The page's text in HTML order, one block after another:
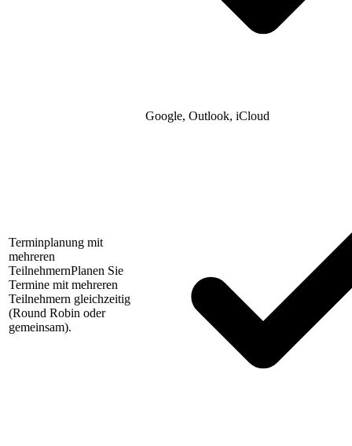
Google, Outlook, iCloud
Terminplanung mit
mehreren
TeilnehmernPlanen Sie
Termine mit mehreren
Teilnehmern gleichzeitig
(Round Robin oder
gemeinsam).